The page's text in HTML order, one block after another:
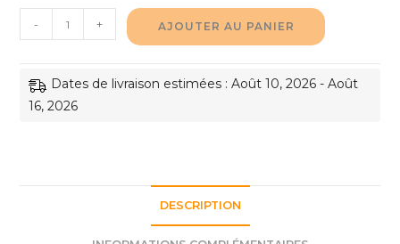
quantité
de
Technique
Conducteur
- + AJOUTER AU PANIER
Dates de livraison estimées : Août 10, 2026 - Août
16, 2026
DESCRIPTION